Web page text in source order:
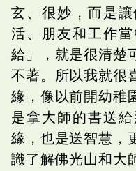
玄、很妙，而是
活、朋友和工作
給」，就是很清楚
不著。所以我就很
緣，像以前開幼稚
是拿大師的書送
緣，也是送智慧，
識了解佛光山和大